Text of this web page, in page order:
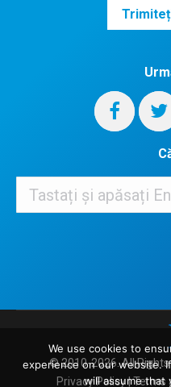
Căutați:
© 2010-2026. All
Privacy Policy|Terms
We use cookies to
experience on our website.
will assume that